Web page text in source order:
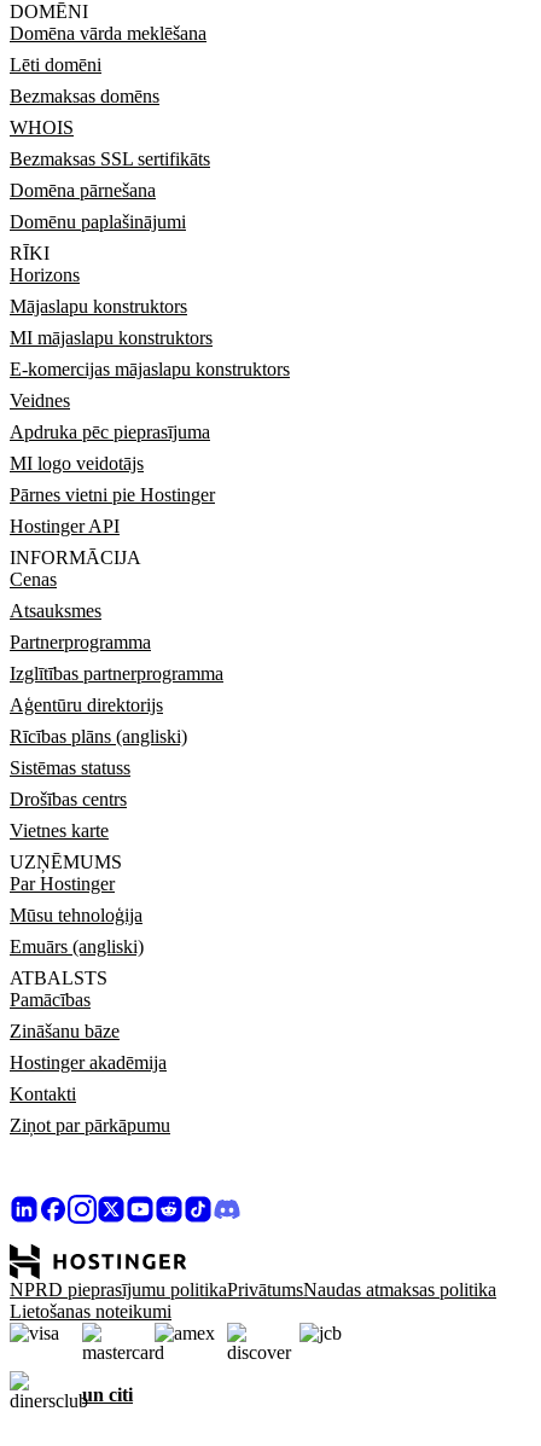
DOMĒNI
Domēna vārda meklēšana
Lēti domēni
Bezmaksas domēns
WHOIS
Bezmaksas SSL sertifikāts
Domēna pārnešana
Domēnu paplašinājumi
RĪKI
Horizons
Mājaslapu konstruktors
MI mājaslapu konstruktors
E-komercijas mājaslapu konstruktors
Veidnes
Apdruka pēc pieprasījuma
MI logo veidotājs
Pārnes vietni pie Hostinger
Hostinger API
INFORMĀCIJA
Cenas
Atsauksmes
Partnerprogramma
Izglītības partnerprogramma
Aģentūru direktorijs
Rīcības plāns (angliski)
Sistēmas statuss
Drošības centrs
Vietnes karte
UZŅĒMUMS
Par Hostinger
Mūsu tehnoloģija
Emuārs (angliski)
ATBALSTS
Pamācības
Zināšanu bāze
Hostinger akadēmija
Kontakti
Ziņot par pārkāpumu
NPRD pieprasījumu politikaPrivātumsNaudas atmaksas politika
Lietošanas noteikumi
un citi